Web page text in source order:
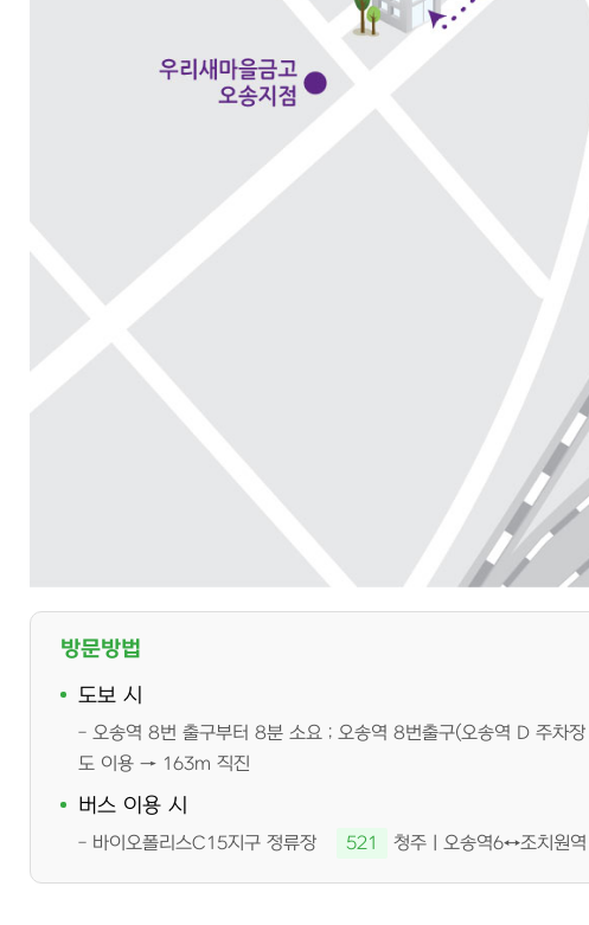
방문방법
도보 시
오송역 8번 출구부터 8분 소요 ; 오송역 8번출구(오송역 D 주
도 이용 → 163m 직진
버스 이용 시
바이오폴리스C15지구 정류장 521 청주ㅣ오송역6↔조치원역